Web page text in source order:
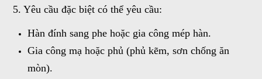
5. Yêu cầu đặc biệt có thể yêu cầu:
Hàn đính sang phe hoặc gia công mép hàn.
Gia công mạ hoặc phủ (phủ kẽm, sơn chống ăn
mòn).